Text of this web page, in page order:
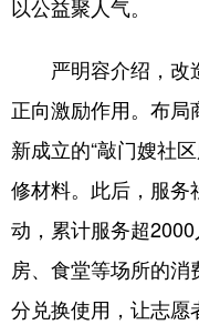
以公益聚人气。
严明容介绍，改
正向激励作用。布
新成立的“敲门嫂社
修材料。此后，服
动，累计服务超
房、食堂等场所的
分兑换使用，让志愿